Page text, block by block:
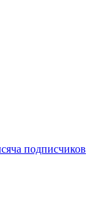
подписчиков